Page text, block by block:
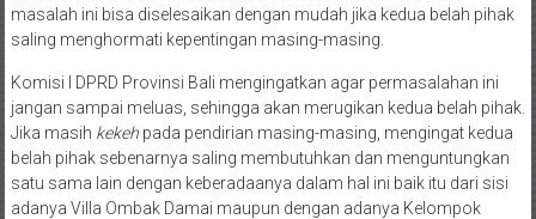
masalah ini bisa diselesaikan dengan mudah jika kedua belah pihak
saling menghormati kepentingan masing-masing.
Komisi I DPRD Provinsi Bali mengingatkan agar permasalahan ini
jangan sampai meluas, sehingga akan merugikan kedua belah pihak.
Jika masih kekehpada pendirian masing-masing, mengingat kedua
belah pihak sebenarnya saling membutuhkan dan menguntungkan
satu sama lain dengan keberadaanya dalam hal ini baik itu dari sisi
adanya Villa Ombak Damai maupun dengan adanya Kelompok